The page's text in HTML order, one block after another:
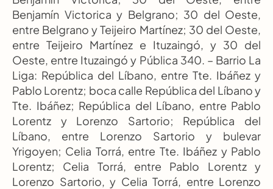
Benjamín Victorica y Belgrano; 30 del Oeste,
entre Belgrano y Teijeiro Martínez; 30 del Oeste,
entre Teijeiro Martínez e Ituzaingó, y 30 del
Oeste, entre Ituzaingó y Pública 340. – Barrio La
Liga: República del Líbano, entre Tte. Ibáñez y
Pablo Lorentz; boca calle República del Líbano y
Tte. Ibáñez; República del Líbano, entre Pablo
Lorentz y Lorenzo Sartorio; República del
Líbano, entre Lorenzo Sartorio y bulevar
Yrigoyen; Celia Torrá, entre Tte. Ibáñez y Pablo
Lorentz; Celia Torrá, entre Pablo Lorentz y
Lorenzo Sartorio, y Celia Torrá, entre Lorenzo